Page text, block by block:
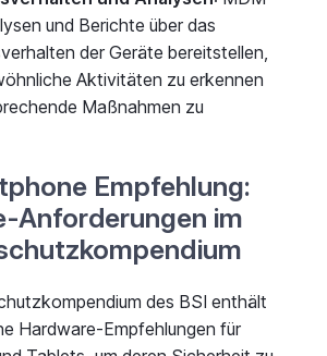
und Berichte über das
der Geräte bereitstellen,
Aktivitäten zu erkennen
Maßnahmen zu
Empfehlung:
Anforderungen im
des BSI enthält
Hardware-Empfehlungen für